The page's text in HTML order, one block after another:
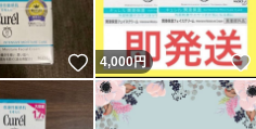
いいね！
4,000円